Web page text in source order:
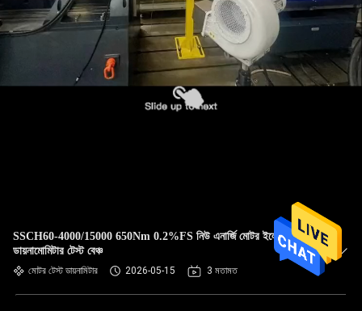
SSCH60-4000/15000 650Nm 0.2%FS নিউ এনার্জি মোটর ইলেকট্রিক
ডায়নামোমিটার টেস্ট বেঞ্চ
মোটর টেস্ট ডায়নামিটার 2026-05-15 3 মতামত